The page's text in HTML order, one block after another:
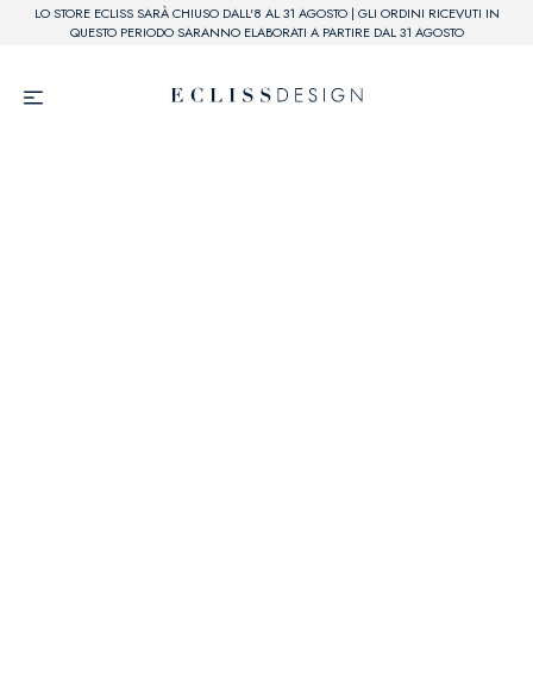
LO STORE ECLISS SARÀ CHIUSO DALL'8 AL 31 AGOSTO | GLI ORDINI RICEVUTI IN
QUESTO PERIODO SARANNO ELABORATI A PARTIRE DAL 31 AGOSTO